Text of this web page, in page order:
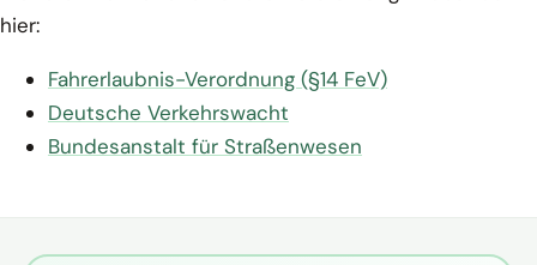
hier:
Fahrerlaubnis-Verordnung (§14 FeV)
Deutsche Verkehrswacht
Bundesanstalt für Straßenwesen